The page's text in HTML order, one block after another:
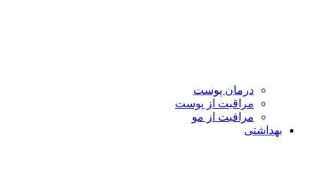
درمان پوست
مراقبت از پوست
مراقبت از مو
بهداشتی